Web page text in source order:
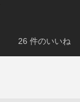
26 件のいいね